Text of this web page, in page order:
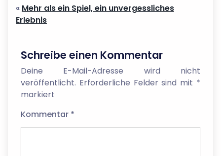
« Mehr als ein Spiel, ein unvergessliches
Erlebnis
Schreibe einen Kommentar
Deine E-Mail-Adresse wird nicht
veröffentlicht. Erforderliche Felder sind mit *
markiert
Kommentar *